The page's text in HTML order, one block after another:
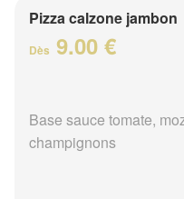
Pizza calzone jambon
Dès 9.00 €
Base sauce tomate,
champignons